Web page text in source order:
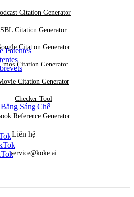
Patentes
Sáng Chế
Citation Generator
SBL Citation Generator
Citation Generator
Citation Generator
Citation Generator
Checker Tool
Reference Generator
Liên hệ
service@koke.ai